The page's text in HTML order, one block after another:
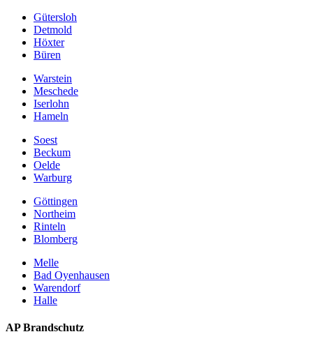
Gütersloh
Detmold
Höxter
Büren
Warstein
Meschede
Iserlohn
Hameln
Soest
Beckum
Oelde
Warburg
Göttingen
Northeim
Rinteln
Blomberg
Melle
Bad Oyenhausen
Warendorf
Halle
AP Brandschutz